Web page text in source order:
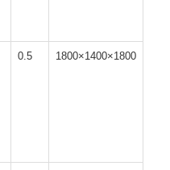
0.5 1800×1400×1800